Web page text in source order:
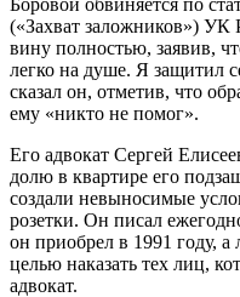
(«Захват заложников») УК
вину полностью, заявив,
легко на душе. Я защитил
сказал он, отметив, что
ему «никто не помог».
Его адвокат Сергей
долю в квартире его
создали невыносимые
розетки. Он писал
он приобрел в 1991 году,
целью наказать тех лиц,
адвокат.